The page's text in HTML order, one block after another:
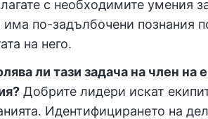
с необходимите умения
има по-задълбочени познания
на него.
ли тази задача на член на
Добрите лидери искат
Идентифицирането на